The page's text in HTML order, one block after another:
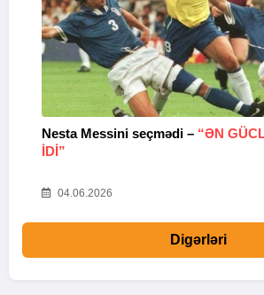
Nesta Messini seçmədi – “ƏN
IDI”
04.06.2026
Digərləri